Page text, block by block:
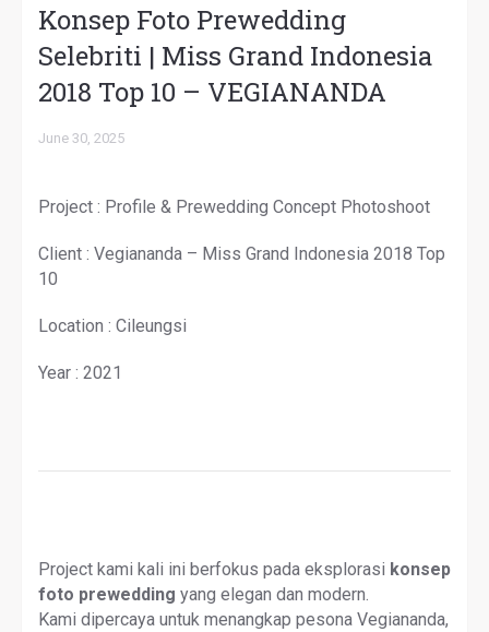
Konsep Foto Prewedding
Selebriti | Miss Grand Indonesia
2018 Top 10 – VEGIANANDA
June 30, 2025
Project : Profile & Prewedding Concept Photoshoot
Client : Vegiananda – Miss Grand Indonesia 2018 Top
10
Location : Cileungsi
Year : 2021
Project kami kali ini berfokus pada eksplorasi konsep
foto prewedding yang elegan dan modern.
Kami dipercaya untuk menangkap pesona Vegiananda,